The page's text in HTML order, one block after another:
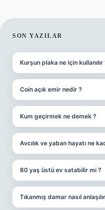
SIDEBAR
SON YAZILAR
Kurşun plaka ne için kullanılır
Coin açık emir nedir ?
Kum geçirmek ne demek ?
Avcılık ve yaban hayatı ne
80 yaş üstü ev satabilir mi ?
Tıkanmış damar nasıl